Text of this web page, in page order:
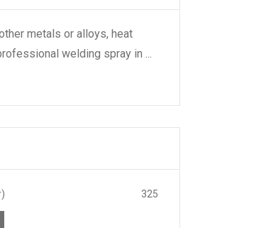
metals or alloys, heat
welding spray in...
325